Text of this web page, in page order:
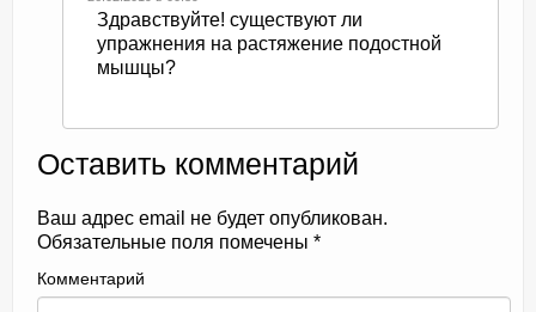
Здравствуйте! существуют ли
упражнения на растяжение подостной
мышцы?
Оставить комментарий
Ваш адрес email не будет опубликован.
Обязательные поля помечены *
Комментарий